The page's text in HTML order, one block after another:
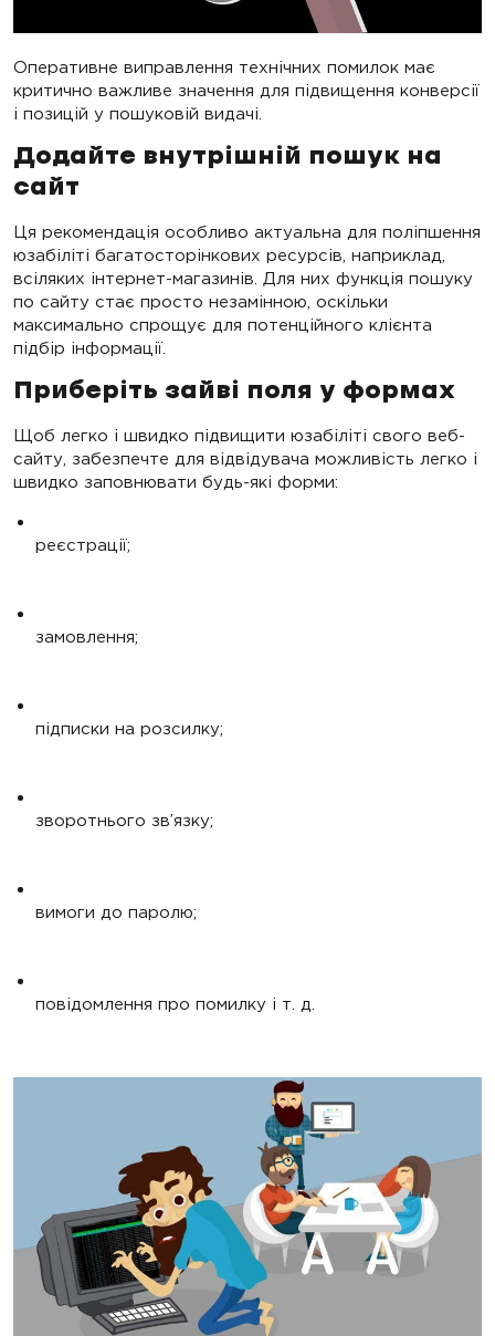
Оперативне виправлення технічних помилок має
критично важливе значення для підвищення конверсії
і позицій у пошуковій видачі.
Додайте внутрішній пошук на
сайт
Ця рекомендація особливо актуальна для поліпшення
юзабіліті багатосторінкових ресурсів, наприклад,
всіляких інтернет-магазинів. Для них функція пошуку
по сайту стає просто незамінною, оскільки
максимально спрощує для потенційного клієнта
підбір інформації.
Приберіть зайві поля у формах
Щоб легко і швидко підвищити юзабіліті свого веб-
сайту, забезпечте для відвідувача можливість легко і
швидко заповнювати будь-які форми:
реєстрації;
замовлення;
підписки на розсилку;
зворотнього зв’язку;
вимоги до паролю;
повідомлення про помилку і т. д.